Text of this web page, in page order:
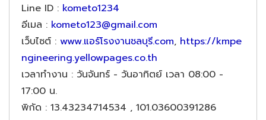
Line ID : kometo1234
อีเมล : kometo123@gmail.com
เว็บไซต์ : www.แอร์โรงงานชลบุรี.com, https://kmpe
ngineering.yellowpages.co.th
เวลาทำงาน : วันจันทร์ - วันอาทิตย์ เวลา 08:00 -
17:00 น.
พิกัด : 13.43234714534 , 101.03600391286